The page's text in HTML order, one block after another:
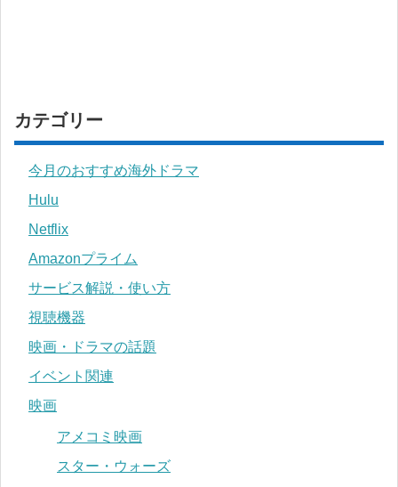
カテゴリー
今月のおすすめ海外ドラマ
Hulu
Netflix
Amazonプライム
サービス解説・使い方
視聴機器
映画・ドラマの話題
イベント関連
映画
アメコミ映画
スター・ウォーズ